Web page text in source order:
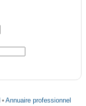
•Annuaire professionnel